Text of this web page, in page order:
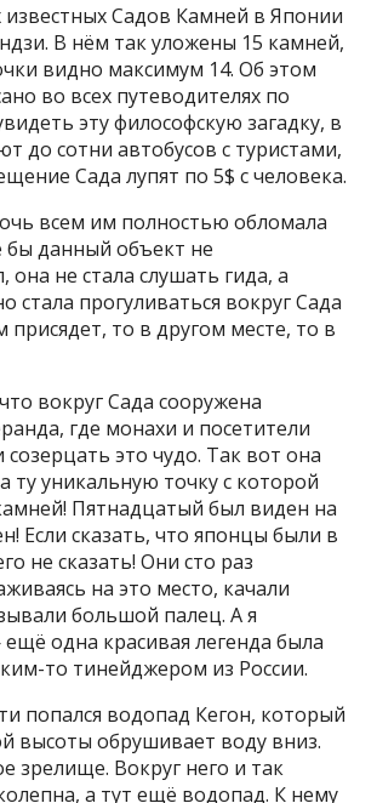
Садов Камней в Японии
В нём так уложены 15 камней,
видно максимум 14. Об этом
во всех путеводителях по
эту философскую загадку, в
до сотни автобусов с туристами,
Сада лупят по 5$ с человека.
всем им полностью обломала
бы данный объект не
она не стала слушать гида, а
стала прогуливаться вокруг Сада
присядет, то в другом месте, то в
вокруг Сада сооружена
где монахи и посетители
созерцать это чудо. Так вот она
ту уникальную точку с которой
Пятнадцатый был виден на
Если сказать, что японцы были в
не сказать! Они сто раз
на это место, качали
большой палец. А я
ещё одна красивая легенда была
то тинейджером из России.
попался водопад Кегон, который
высоты обрушивает воду вниз.
зрелище. Вокруг него и так
а тут ещё водопад. К нему